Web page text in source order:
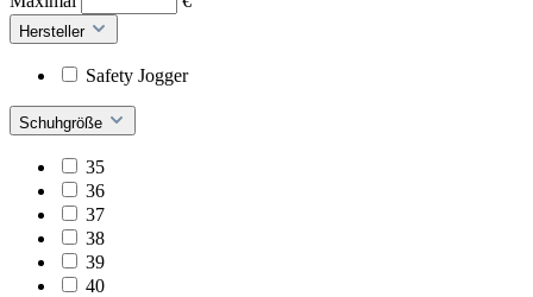
Hersteller
Safety Jogger
Schuhgröße
35
36
37
38
39
40